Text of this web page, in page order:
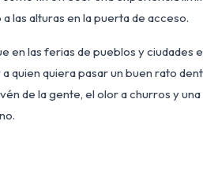
las alturas en la puerta de acceso.
en las ferias de pueblos y ciudades
quien quiera pasar un buen rato
de la gente, el olor a churros y